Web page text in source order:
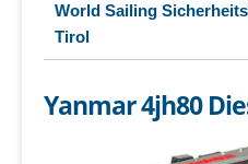
World Sailing
Tirol
Yanmar 4jh80